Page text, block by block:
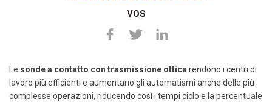
VOS
Le sonde a contatto con trasmissione ottica rendono i centri di
lavoro più efficienti e aumentano gli automatismi anche delle più
complesse operazioni, riducendo così i tempi ciclo e la percentuale
中文 (Chinese)
Se non sei ancora registrato, fallo ora: è gratis! Clicca qui!